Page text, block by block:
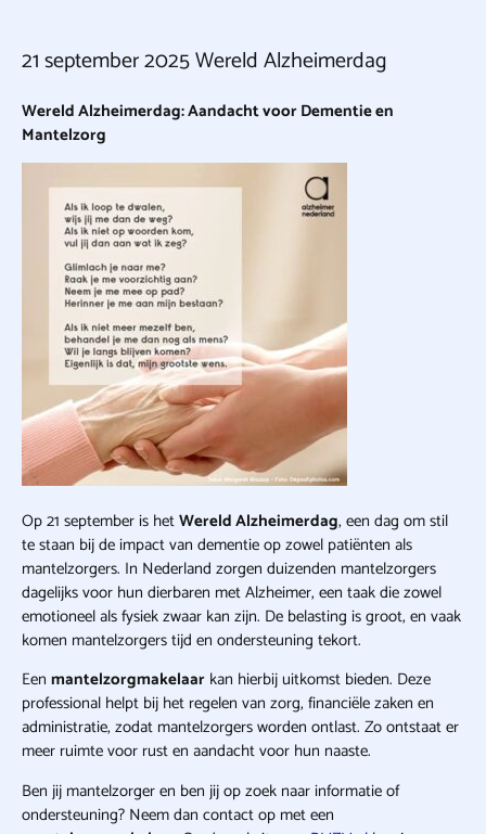
21 september 2025 Wereld Alzheimerdag
Wereld Alzheimerdag: Aandacht voor Dementie en
Mantelzorg
Op 21 september is hetWereld Alzheimerdag, een dag om stil
te staan bij de impact van dementie op zowel patiënten als
mantelzorgers. In Nederland zorgen duizenden mantelzorgers
dagelijks voor hun dierbaren met Alzheimer, een taak die zowel
emotioneel als fysiek zwaar kan zijn. De belasting is groot, en vaak
komen mantelzorgers tijd en ondersteuning tekort.
Een mantelzorgmakelaar kan hierbij uitkomst bieden. Deze
professional helpt bij het regelen van zorg, financiële zaken en
administratie, zodat mantelzorgers worden ontlast. Zo ontstaat er
meer ruimte voor rust en aandacht voor hun naaste.
Ben jij mantelzorger en ben jij op zoek naar informatie of
ondersteuning? Neem dan contact op met een